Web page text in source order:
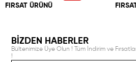
FIRSAT ÜRÜNÜ
BİZDEN HABERLER
Bültenimize Üye Olun ! Tüm İndirim ve
!